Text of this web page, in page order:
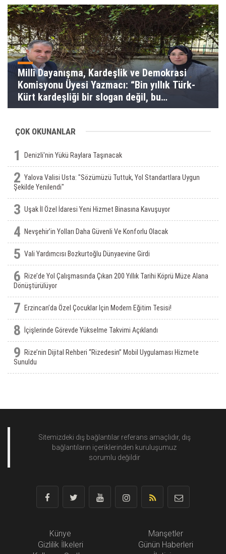
Millî Dayanışma, Kardeşlik ve Demokrasi
Komisyonu Üyesi Yazmacı: “Bin yıllık Türk-
Kürt kardeşliği bir slogan değil, bu
toprakların gerçeğidir”
ÇOK OKUNANLAR
1 Denizli'nin Yükü Raylara Taşınacak
2 Yalova Valisi Usta: "Sözümüzü Tuttuk, Yol Standartlara Uygun
Şekilde Yenilendi"
3 Uşak İl Özel İdaresi Yeni Hizmet Binasına Kavuşuyor
4 Nevşehir’in Yolları Daha Güvenli Ve Konforlu Olacak
5 Vali Yardımcısı Bozkurtoğlu Dünyaevine Girdi
6
Rize’de Yol Çalışmasında Çıkan 200 Yıllık Tarihi Köprü Müze Alana
Dönüştürülüyor
7 Erzincan’da Özel Çocuklar Için Modern Eğitim Tesisi!
8 İçişlerinde Görevde Yükselme Takvimi Açıklandı
9
Rize’nin Dijital Rehberi “Rizedesin” Mobil Uygulaması Hizmete
Sunuldu
Sitemizdeki dış bağlantılar referans amaçlıdır, dış
bağlantıların içeriklerinden kuruluşumuz
sorumlu değildir
Künye
Gizlilik İlkeleri
Manşetler
Günün Haberleri